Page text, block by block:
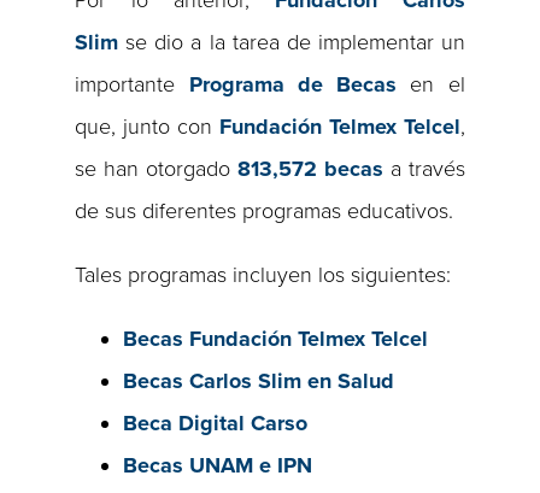
Slimse dio a la tarea de implementar un
importante Programa de Becas en el
que, junto con Fundación Telmex Telcel,
se han otorgado 813,572 becas a través
de sus diferentes programas educativos.
Tales programas incluyen los siguientes:
Becas Fundación Telmex Telcel
Becas Carlos Slim en Salud
Beca Digital Carso
Becas UNAM e IPN